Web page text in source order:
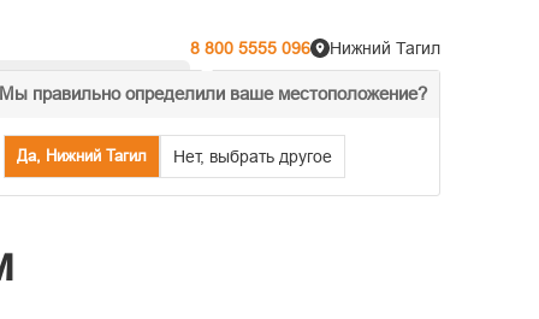
8 800 5555 096
Мы правильно определили ваше местоположение?
Да, Нижний Тагил Нет, выбрать другое
Нижний Тагил
% Акции Распродажа